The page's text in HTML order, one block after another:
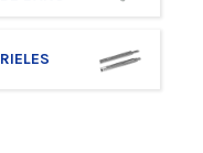
RIELES